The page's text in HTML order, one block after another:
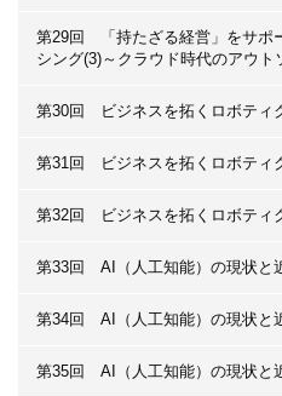
第29回 「持たざる経営」をサポ
シング(3)～クラウド時代のアウト
第30回 ビジネスを拓くロボティ
第31回 ビジネスを拓くロボティ
第32回 ビジネスを拓くロボティ
第33回 AI（人工知能）の現状と
第34回 AI（人工知能）の現状と
第35回 AI（人工知能）の現状と